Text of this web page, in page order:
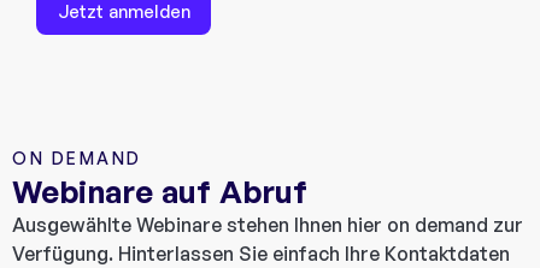
Jetzt anmelden
ON DEMAND
Webinare auf Abruf
Ausgewählte Webinare stehen Ihnen hier on demand zur
Verfügung. Hinterlassen Sie einfach Ihre Kontaktdaten